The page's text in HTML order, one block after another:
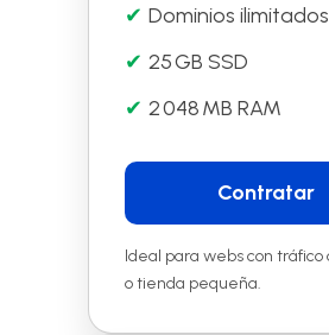
Dominios ilimitados
25 GB SSD
2 048 MB RAM
Contratar
Ideal para webs con
o tienda pequeña.